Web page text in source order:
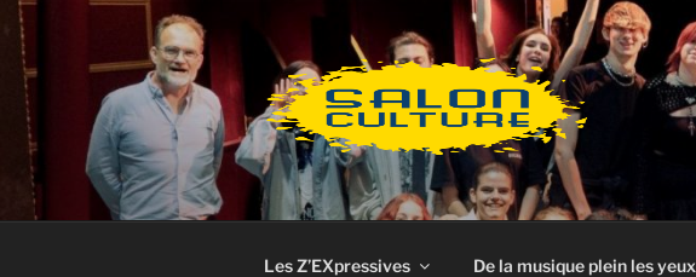
Aller
contenu
principal
Les Z’EXpressives De la musique plein les yeux